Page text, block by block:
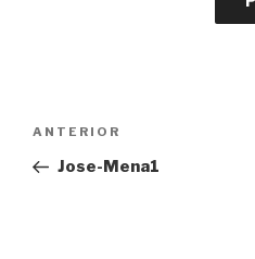
Navegación
entradas
Entrada
anterior:
ANTERIOR
Jose-Mena1